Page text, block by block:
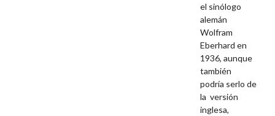
el sinólogo
alemán
Wolfram
Eberhard en
1936, aunque
también
podría serlo de
la versión
inglesa,